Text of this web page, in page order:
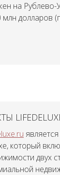
на
млн долларов
который
двух